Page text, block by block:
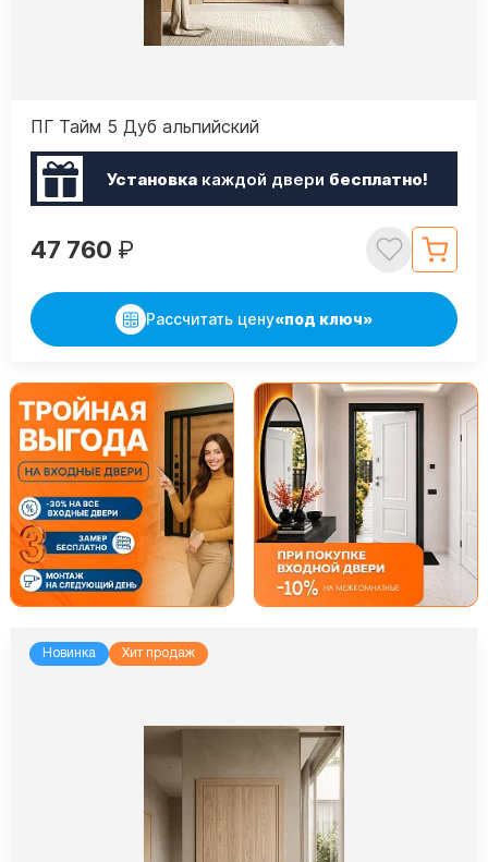
ПГ Тайм 5 Дуб альпийский
Установкакаждой двери бесплатно!
47 760 ₽
Рассчитать цену«под ключ»
Новинка Хит продаж